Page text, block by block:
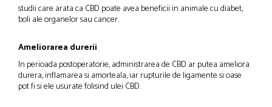
studii care arata ca CBD poate avea beneficii in animale cu diabet,
boli ale organelor sau cancer.
Ameliorarea durerii
In perioada postoperatorie, administrarea de CBD ar putea ameliora
durera, inflamarea si amorteala, iar rupturile de ligamente si oase
pot fi si ele usurate folisind ulei CBD.